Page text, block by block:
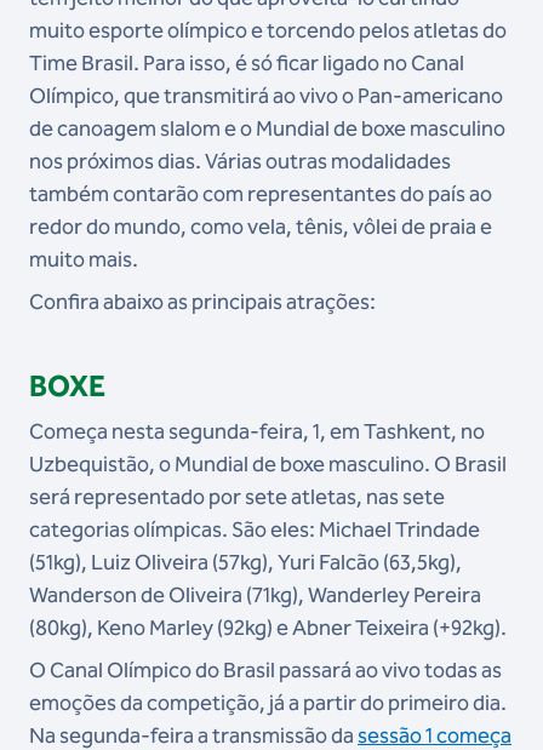
muito esporte olímpico e torcendo pelos atletas do
Time Brasil. Para isso, é só ficar ligado no Canal
Olímpico, que transmitirá ao vivo o Pan-americano
de canoagem slalom e o Mundial de boxe masculino
nos próximos dias. Várias outras modalidades
também contarão com representantes do país ao
redor do mundo, como vela, tênis, vôlei de praia e
muito mais.
Confira abaixo as principais atrações:
BOXE
Começa nesta segunda-feira, 1, em Tashkent, no
Uzbequistão, o Mundial de boxe masculino. O Brasil
será representado por sete atletas, nas sete
categorias olímpicas. São eles: Michael Trindade
(51kg), Luiz Oliveira (57kg), Yuri Falcão (63,5kg),
Wanderson de Oliveira (71kg), Wanderley Pereira
(80kg), Keno Marley (92kg) e Abner Teixeira (+92kg).
O Canal Olímpico do Brasil passará ao vivo todas as
emoções da competição, já a partir do primeiro dia.
Na segunda-feira a transmissão dasessão 1 começa